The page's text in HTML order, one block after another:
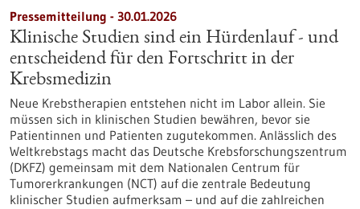
Pressemitteilung - 30.01.2026
Klinische Studien sind ein Hürdenlauf - und
entscheidend für den Fortschritt in der
Krebsmedizin
Neue Krebstherapien entstehen nicht im Labor allein. Sie
müssen sich in klinischen Studien bewähren, bevor sie
Patientinnen und Patienten zugutekommen. Anlässlich des
Weltkrebstags macht das Deutsche Krebsforschungszentrum
(DKFZ) gemeinsam mit dem Nationalen Centrum für
Tumorerkrankungen (NCT) auf die zentrale Bedeutung
klinischer Studien aufmerksam – und auf die zahlreichen